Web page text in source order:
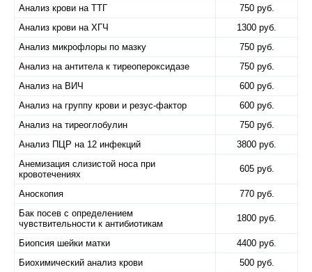
Анализ крови на ТТГ
750 руб.
Анализ крови на ХГЧ
1300 руб.
Анализ микрофлоры по мазку
750 руб.
Анализ на антитела к тиреопероксидазе
750 руб.
Анализ на ВИЧ
600 руб.
Анализ на группу крови и резус-фактор
600 руб.
Анализ на тиреоглобулин
750 руб.
Анализ ПЦР на 12 инфекций
3800 руб.
Анемизация слизистой носа при
кровотечениях
605 руб.
Аноскопия
770 руб.
Бак посев с определением
чувствительности к антибиотикам
1800 руб.
Биопсия шейки матки
4400 руб.
Биохимический анализ крови
500 руб.